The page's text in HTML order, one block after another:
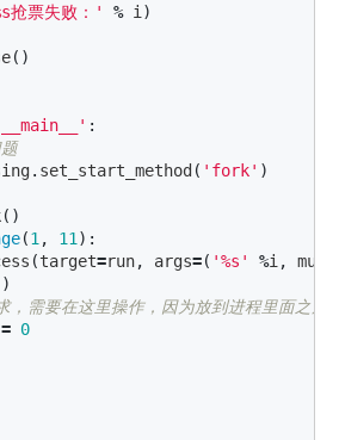
抢票失败：' % i )
()
:
. set_start_method( 'fork' )
()
(1 , 11 ):
(target=run, args=( '%s' %i ,
= 0